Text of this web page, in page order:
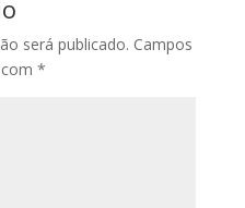
será publicado. Campos
*